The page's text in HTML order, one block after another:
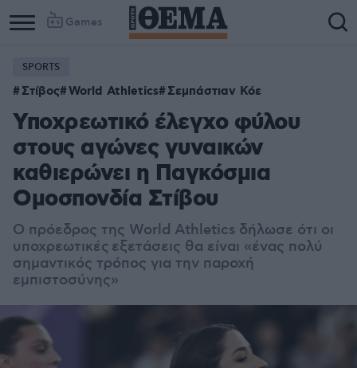
Games
Column
1
Column
2
SPORTS
Στίβος World Athletics Σεμπάστιαν Κόε
Υποχρεωτικό έλεγχο φύλου
στους αγώνες γυναικών
καθιερώνει η Παγκόσμια
Ομοσπονδία Στίβου
Ο πρόεδρος της World Athletics δήλωσε ότι οι
υποχρεωτικές εξετάσεις θα είναι «ένας πολύ
σημαντικός τρόπος για την παροχή
εμπιστοσύνης»